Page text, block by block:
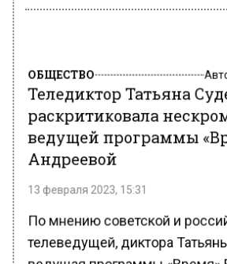
Теледиктор Татьяна
раскритиковала
ведущей программы
Андреевой
телеведущей, диктора
ведущая программы «Время»